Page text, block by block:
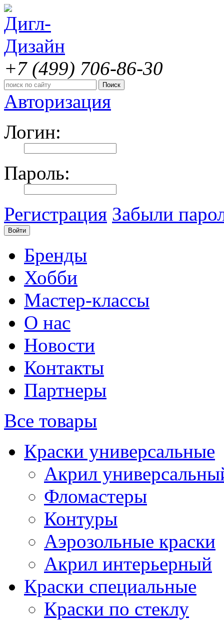
+7 (499) 706-86-30
Авторизация
Логин:
Пароль:
Регистрация Забыли
Бренды
Хобби
Мастер-классы
О нас
Новости
Контакты
Партнеры
Все товары
Краски универсальные
Акрил
Фломастеры
Контуры
Аэрозольные краски
Акрил интерьерный
Краски специальные
Краски по стеклу